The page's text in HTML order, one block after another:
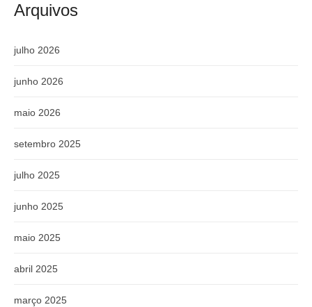
Arquivos
julho 2026
junho 2026
maio 2026
setembro 2025
julho 2025
junho 2025
maio 2025
abril 2025
março 2025